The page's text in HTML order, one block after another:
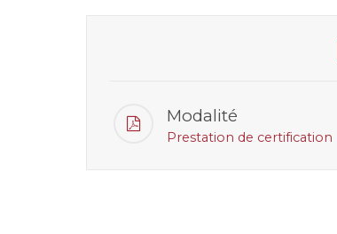
Modalité
Prestation de certification